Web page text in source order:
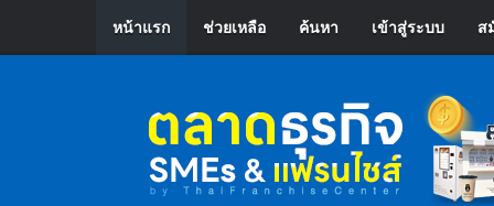
หน้าแรก ช่วยเหลือ ค้นหา เข้าสู่ระบบ ส